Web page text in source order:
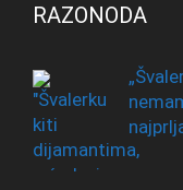
RAZONODA